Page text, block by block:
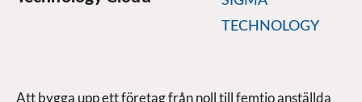
TECHNOLOGY
Att bygga upp ett företag från noll till femtio anställda